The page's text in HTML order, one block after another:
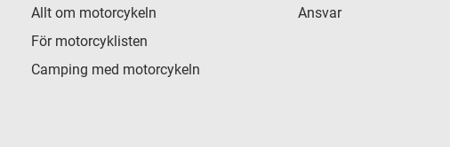
Allt om motorcykeln
För motorcyklisten
Camping med motorcykeln
Ansvar